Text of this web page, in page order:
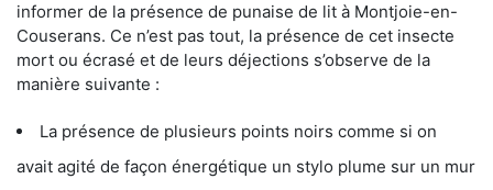
informer de la présence de punaise de lit à Montjoie-en-
Couserans. Ce n’est pas tout, la présence de cet insecte
mort ou écrasé et de leurs déjections s’observe de la
manière suivante :
La présence de plusieurs points noirs comme si on
avait agité de façon énergétique un stylo plume sur un mur